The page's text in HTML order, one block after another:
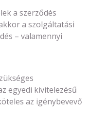
a szerződés
a szolgáltatási
– valamennyi
egyedi kivitelezésű
az igénybevevő